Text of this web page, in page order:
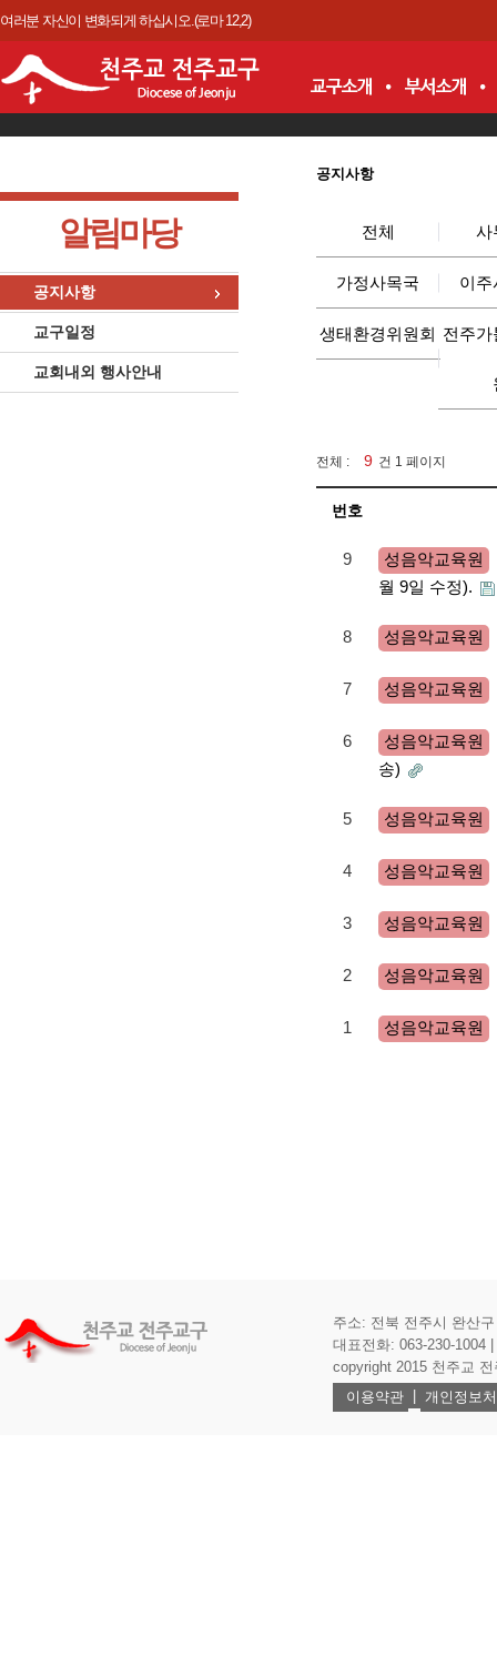
여러분 자신이 변화되게 하십시오.(로마 12,2)
알림마당
공지사항
교구일정
교회내외 행사안내
공지사항
전체 사
가정사목국 이주
생태환경위원회 전주
전체 : 9 건 1 페이지
번호
9 성음악교육원
월 9일 수정).
8 성음악교육원
7 성음악교육원
6 성음악교육원
송)
5 성음악교육원
4 성음악교육원
3 성음악교육원
2 성음악교육원
1 성음악교육원
주소: 전북 전주시 완산
대표전화: 063-230-1004
copyright 2015 천주교
이용약관
개인정보